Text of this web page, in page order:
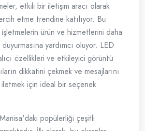
etkili bir iletişim aracı olarak
etme trendine katılıyor. Bu
ürün ve hizmetlerini daha
yardımcı oluyor. LED
özellikleri ve etkileyici görüntü
dikkatini çekmek ve mesajlarını
için ideal bir seçenek
popülerliği çeşitli